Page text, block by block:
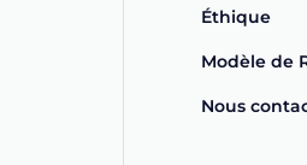
Éthique
Modèle de
Nous